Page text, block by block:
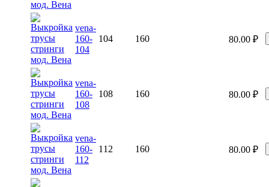
vena-
160-
104
104 160 80.00 ₽
vena-
160-
108
108 160 80.00 ₽
vena-
160-
112
112 160 80.00 ₽